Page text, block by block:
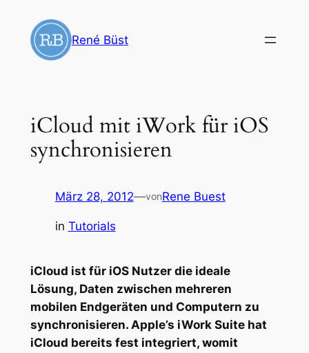
Inhalt
springen
René Büst
iCloud mit iWork für iOS
synchronisieren
März 28, 2012—vonRene Buest
in Tutorials
iCloud ist für iOS Nutzer die ideale
Lösung, Daten zwischen mehreren
mobilen Endgeräten und Computern zu
synchronisieren. Apple’s iWork Suite hat
iCloud bereits fest integriert, womit